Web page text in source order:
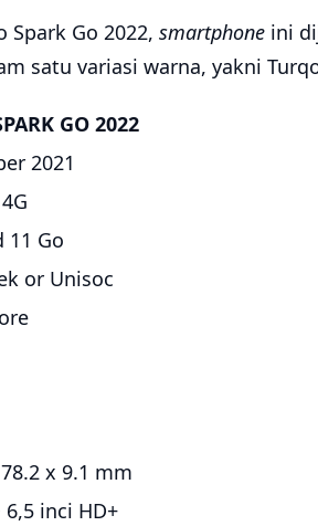
Spark Go 2022, smartphoneini
satu variasi warna, yakni
GO 2022
2021
11 Go
or Unisoc
x 9.1 mm
6,5 inci HD+